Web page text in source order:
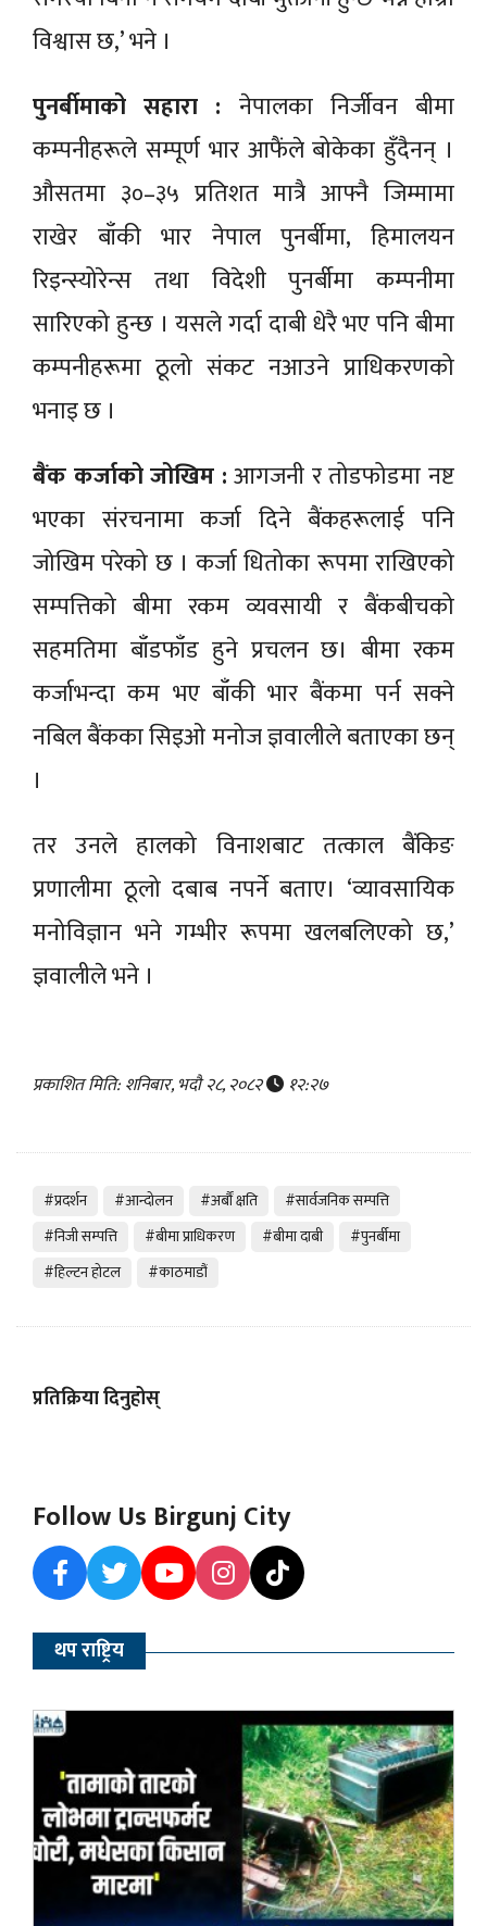
विश्वास छ,’ भने ।
पुनर्बीमाको सहारा : नेपालका निर्जीवन बीमा
कम्पनीहरूले सम्पूर्ण भार आफैंले बोकेका हुँदैनन् ।
औसतमा ३०–३५ प्रतिशत मात्रै आफ्नै जिम्मामा
राखेर बाँकी भार नेपाल पुनर्बीमा, हिमालयन
रिइन्स्योरेन्स तथा विदेशी पुनर्बीमा कम्पनीमा
सारिएको हुन्छ । यसले गर्दा दाबी धेरै भए पनि बीमा
कम्पनीहरूमा ठूलो संकट नआउने प्राधिकरणको
भनाइ छ ।
बैंक कर्जाको जोखिम :आगजनी र तोडफोडमा नष्ट
भएका संरचनामा कर्जा दिने बैंकहरूलाई पनि
जोखिम परेको छ । कर्जा धितोका रूपमा राखिएको
सम्पत्तिको बीमा रकम व्यवसायी र बैंकबीचको
सहमतिमा बाँडफाँड हुने प्रचलन छ। बीमा रकम
कर्जाभन्दा कम भए बाँकी भार बैंकमा पर्न सक्ने
नबिल बैंकका सिइओ मनोज ज्ञवालीले बताएका छन्
।
तर उनले हालको विनाशबाट तत्काल बैंकिङ
प्रणालीमा ठूलो दबाब नपर्ने बताए। ‘व्यावसायिक
मनोविज्ञान भने गम्भीर रूपमा खलबलिएको छ,’
ज्ञवालीले भने ।
प्रकाशित मिति: शनिबार, भदौ २८, २०८२ १२:२७
#प्रदर्शन #आन्दोलन #अर्बौं क्षति
#सार्वजनिक सम्पत्ति
#निजी सम्पत्ति
#बीमा प्राधिकरण #बीमा दाबी
#पुनर्बीमा
#हिल्टन होटल
#काठमाडौं
प्रतिक्रिया दिनुहोस्
Follow Us Birgunj City
थप राष्ट्रिय